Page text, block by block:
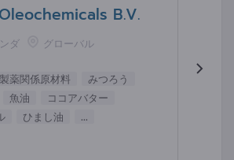
B.V.
ダ グローバル
製薬関係原材料
みつろう
魚油
ココアバター
ひまし油 ...